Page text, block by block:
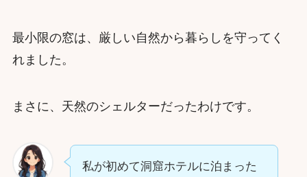
最小限の窓は、厳しい自然から暮らしを守ってく
れました。
まさに、天然のシェルターだったわけです。
私が初めて洞窟ホテルに泊まった